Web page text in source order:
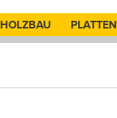
HOLZBAU PLATTEN